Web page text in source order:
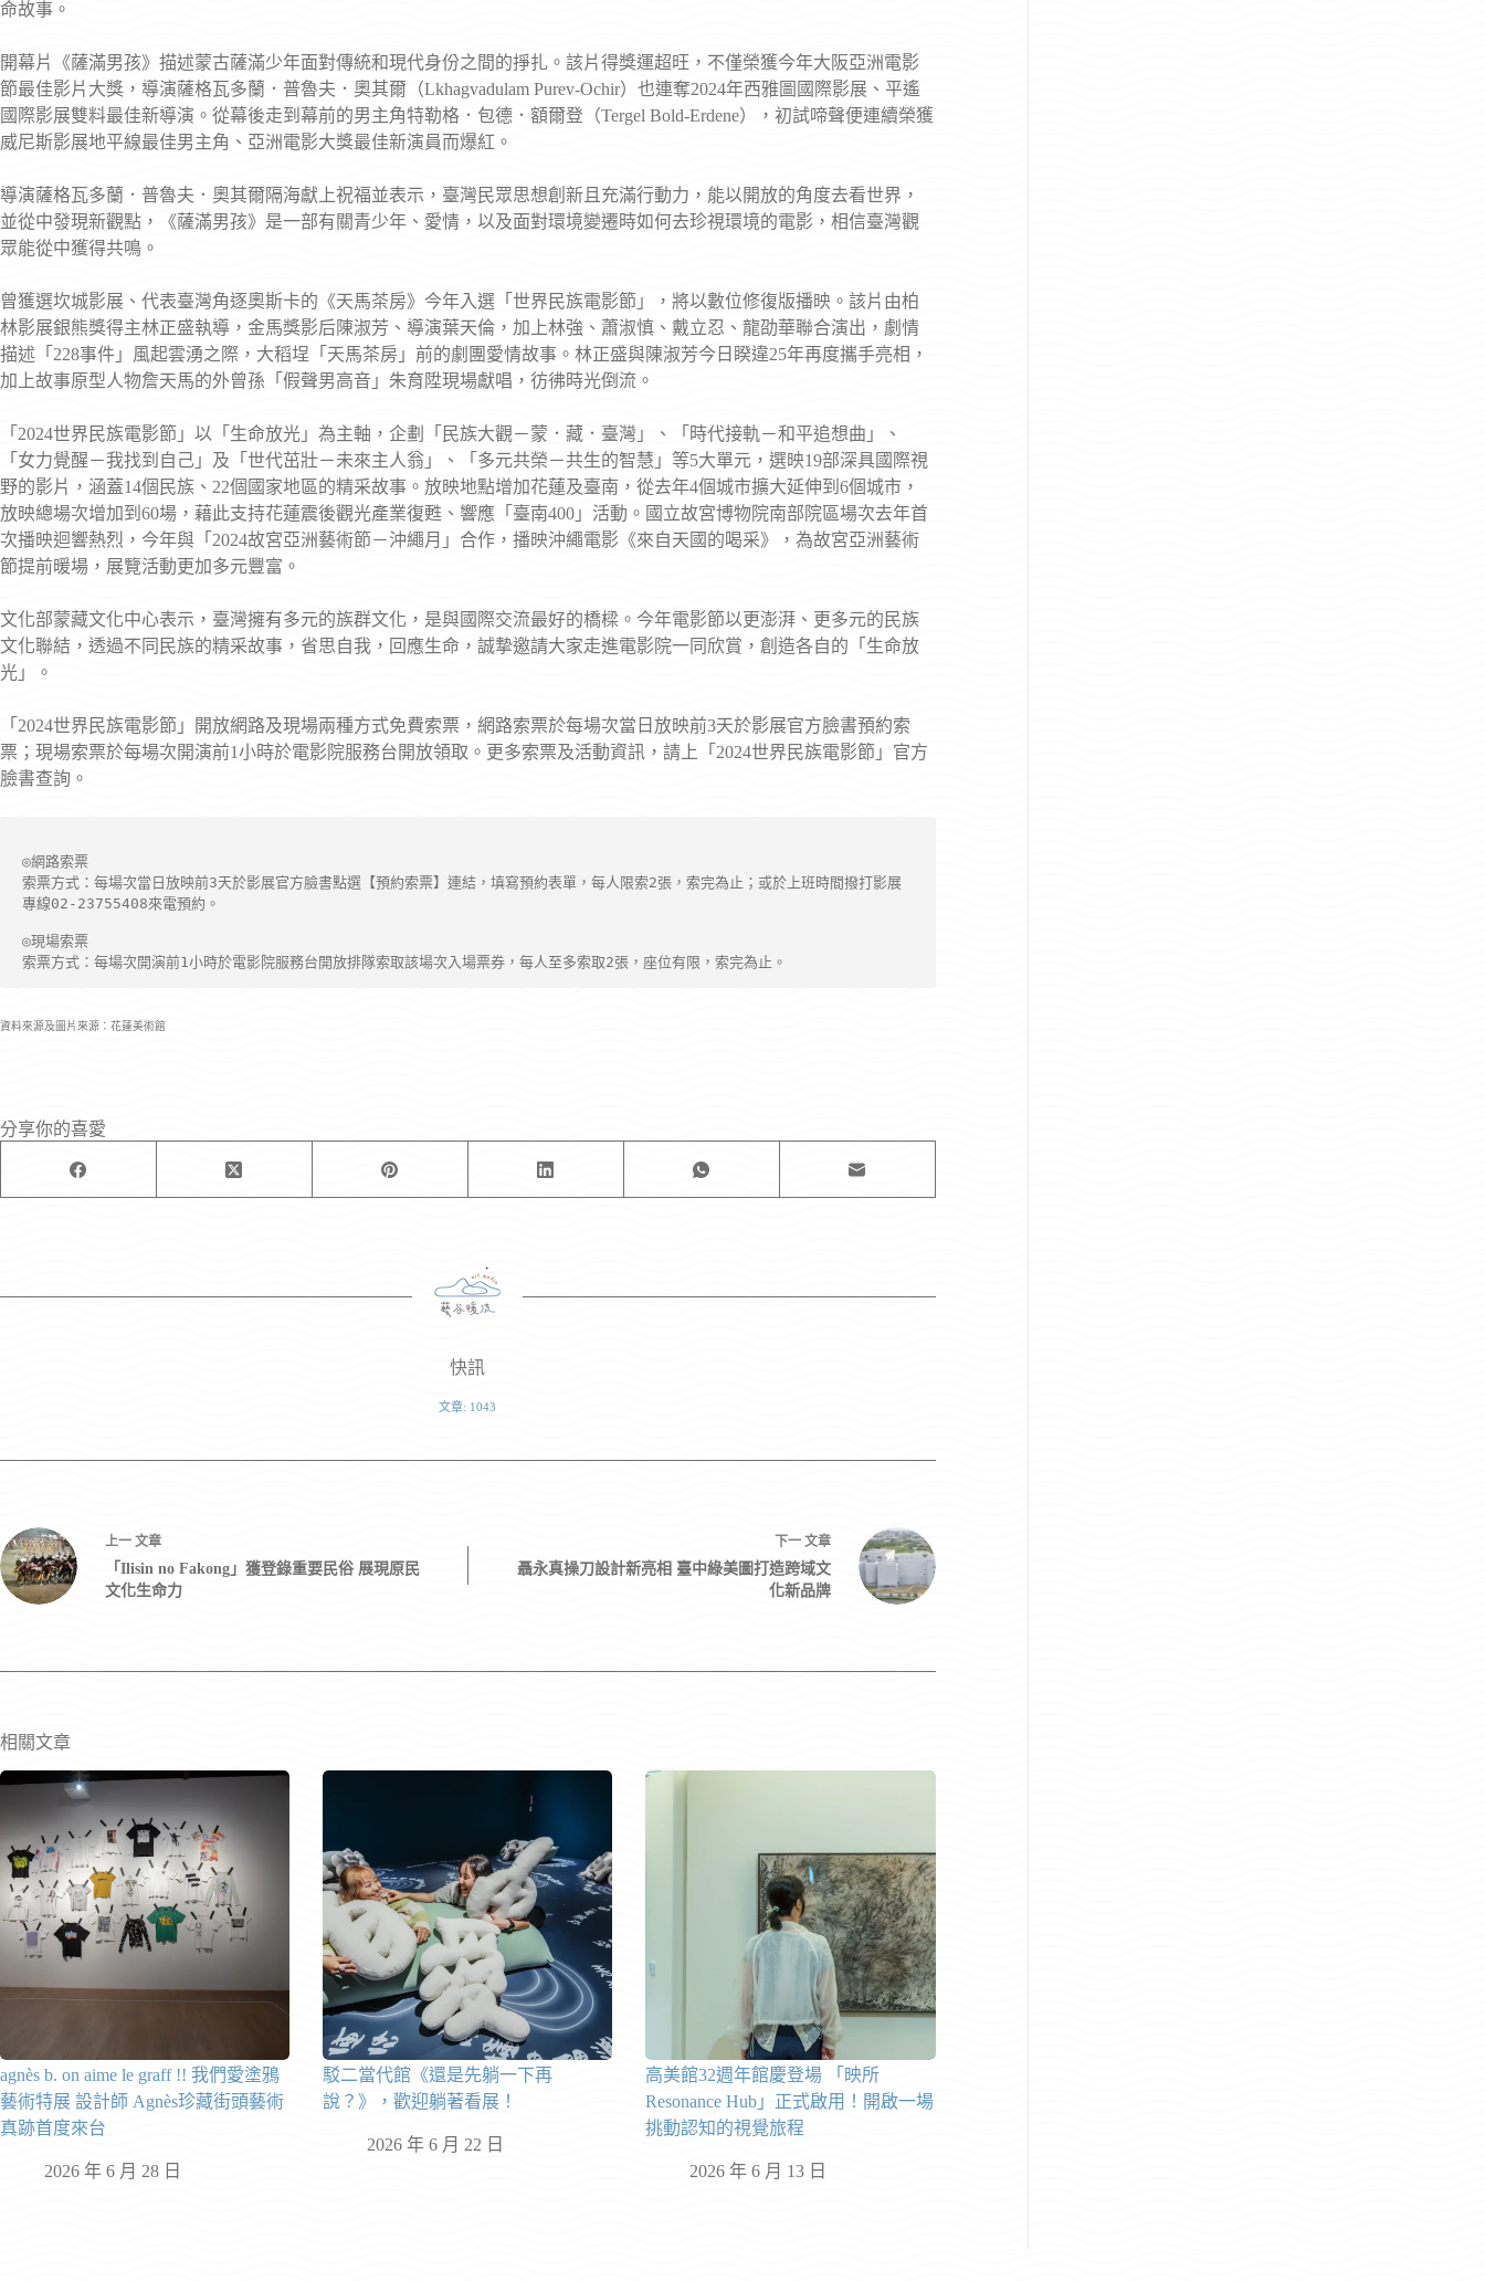
命故事。
開幕片《薩滿男孩》描述蒙古薩滿少年面對傳統和現代身份之間的掙扎。該片得獎運超旺，不僅榮獲今年大阪亞洲電影
節最佳影片大獎，導演薩格瓦多蘭．普魯夫．奧其爾（Lkhagvadulam Purev-Ochir）也連奪2024年西雅圖國際影展、平遙
國際影展雙料最佳新導演。從幕後走到幕前的男主角特勒格．包德．額爾登（Tergel Bold-Erdene），初試啼聲便連續榮獲
威尼斯影展地平線最佳男主角、亞洲電影大獎最佳新演員而爆紅。
導演薩格瓦多蘭．普魯夫．奧其爾隔海獻上祝福並表示，臺灣民眾思想創新且充滿行動力，能以開放的角度去看世界，
並從中發現新觀點，《薩滿男孩》是一部有關青少年、愛情，以及面對環境變遷時如何去珍視環境的電影，相信臺灣觀
眾能從中獲得共鳴。
曾獲選坎城影展、代表臺灣角逐奧斯卡的《天馬茶房》今年入選「世界民族電影節」，將以數位修復版播映。該片由柏
林影展銀熊獎得主林正盛執導，金馬獎影后陳淑芳、導演葉天倫，加上林強、蕭淑慎、戴立忍、龍劭華聯合演出，劇情
描述「228事件」風起雲湧之際，大稻埕「天馬茶房」前的劇團愛情故事。林正盛與陳淑芳今日睽違25年再度攜手亮相，
加上故事原型人物詹天馬的外曾孫「假聲男高音」朱育陞現場獻唱，彷彿時光倒流。
「2024世界民族電影節」以「生命放光」為主軸，企劃「民族大觀－蒙．藏．臺灣」、「時代接軌－和平追想曲」、
「女力覺醒－我找到自己」及「世代茁壯－未來主人翁」、「多元共榮－共生的智慧」等5大單元，選映19部深具國際視
野的影片，涵蓋14個民族、22個國家地區的精采故事。放映地點增加花蓮及臺南，從去年4個城市擴大延伸到6個城市，
放映總場次增加到60場，藉此支持花蓮震後觀光產業復甦、響應「臺南400」活動。國立故宮博物院南部院區場次去年首
次播映迴響熱烈，今年與「2024故宮亞洲藝術節－沖繩月」合作，播映沖繩電影《來自天國的喝采》，為故宮亞洲藝術
節提前暖場，展覽活動更加多元豐富。
文化部蒙藏文化中心表示，臺灣擁有多元的族群文化，是與國際交流最好的橋樑。今年電影節以更澎湃、更多元的民族
文化聯結，透過不同民族的精采故事，省思自我，回應生命，誠摯邀請大家走進電影院一同欣賞，創造各自的「生命放
光」。
「2024世界民族電影節」開放網路及現場兩種方式免費索票，網路索票於每場次當日放映前3天於影展官方臉書預約索
票；現場索票於每場次開演前1小時於電影院服務台開放領取。更多索票及活動資訊，請上「2024世界民族電影節」官方
臉書查詢。
◎網路索票
索票方式：每場次當日放映前3天於影展官方臉書點選【預約索票】連結，填寫預約表單，每人限索2張，索完為止；或於上班時間撥打影展
專線02-23755408來電預約。
◎現場索票
索票方式：每場次開演前1小時於電影院服務台開放排隊索取該場次入場票券，每人至多索取2張，座位有限，索完為止。
資料來源及圖片來源：花蓮美術館
分享你的喜愛
快訊
文章: 1043
上一 文章
「Ilisin no Fakong」獲登錄重要民俗 展現原民
文化生命力
下一 文章
聶永真操刀設計新亮相 臺中綠美圖打造跨域文
化新品牌
相關文章
agnès b. on aime le graff !! 我們愛塗鴉
藝術特展 設計師 Agnès珍藏街頭藝術
真跡首度來台
2026 年 6 月 28 日
駁二當代館《還是先躺一下再
說？》，歡迎躺著看展！
2026 年 6 月 22 日
高美館32週年館慶登場 「映所
Resonance Hub」正式啟用！開啟一場
挑動認知的視覺旅程
2026 年 6 月 13 日